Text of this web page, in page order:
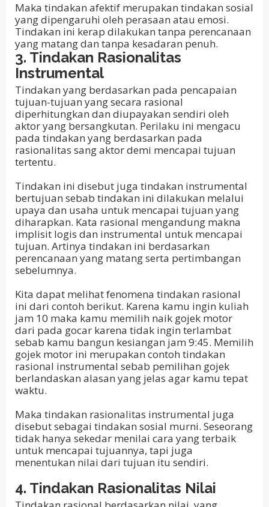
Maka tindakan afektif merupakan tindakan sosial
yang dipengaruhi oleh perasaan atau emosi.
Tindakan ini kerap dilakukan tanpa perencanaan
yang matang dan tanpa kesadaran penuh.
3. Tindakan Rasionalitas
Instrumental
Tindakan yang berdasarkan pada pencapaian
tujuan-tujuan yang secara rasional
diperhitungkan dan diupayakan sendiri oleh
aktor yang bersangkutan. Perilaku ini mengacu
pada tindakan yang berdasarkan pada
rasionalitas sang aktor demi mencapai tujuan
tertentu.
Tindakan ini disebut juga tindakan instrumental
bertujuan sebab tindakan ini dilakukan melalui
upaya dan usaha untuk mencapai tujuan yang
diharapkan. Kata rasional mengandung makna
implisit logis dan instrumental untuk mencapai
tujuan. Artinya tindakan ini berdasarkan
perencanaan yang matang serta pertimbangan
sebelumnya.
Kita dapat melihat fenomena tindakan rasional
ini dari contoh berikut. Karena kamu ingin kuliah
jam 10 maka kamu memilih naik gojek motor
dari pada gocar karena tidak ingin terlambat
sebab kamu bangun kesiangan jam 9:45. Memilih
gojek motor ini merupakan contoh tindakan
rasional instrumental sebab pemilihan gojek
berlandaskan alasan yang jelas agar kamu tepat
waktu.
Maka tindakan rasionalitas instrumental juga
disebut sebagai tindakan sosial murni. Seseorang
tidak hanya sekedar menilai cara yang terbaik
untuk mencapai tujuannya, tapi juga
menentukan nilai dari tujuan itu sendiri.
4. Tindakan Rasionalitas Nilai